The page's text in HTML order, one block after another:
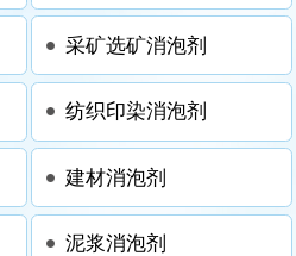
采矿选矿消泡剂
纺织印染消泡剂
建材消泡剂
泥浆消泡剂